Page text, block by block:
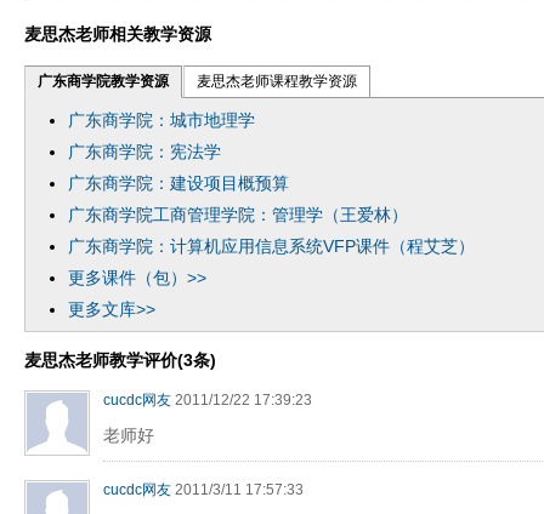
麦思杰老师相关教学资源
广东商学院教学资源 麦思杰老师课程教学资源
广东商学院：城市地理学
广东商学院：宪法学
广东商学院：建设项目概预算
广东商学院工商管理学院：管理学（王爱林）
广东商学院：计算机应用信息系统VFP课件（程艾芝）
更多课件（包）>>
更多文库>>
麦思杰老师教学评价(3条)
cucdc网友 2011/12/22 17:39:23
老师好
cucdc网友 2011/3/11 17:57:33